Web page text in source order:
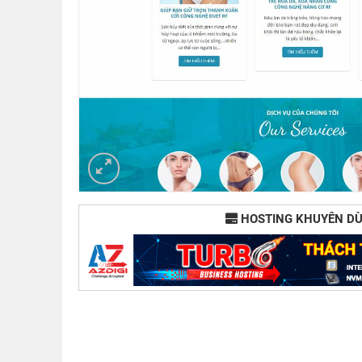
HOSTING KHUYÊN